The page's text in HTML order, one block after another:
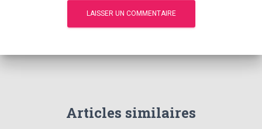
Articles similaires